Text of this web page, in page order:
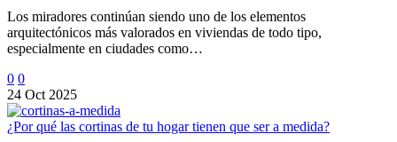
Los miradores continúan siendo uno de los elementos
arquitectónicos más valorados en viviendas de todo tipo,
especialmente en ciudades como…
0 0
24 Oct 2025
¿Por qué las cortinas de tu hogar tienen que ser a medida?